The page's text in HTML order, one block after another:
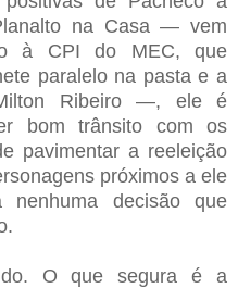
na Casa — vem
à CPI do MEC, que
paralelo na pasta e a
Ribeiro —, ele é
bom trânsito com os
pavimentar a reeleição
próximos a ele
nenhuma decisão que
O que segura é a